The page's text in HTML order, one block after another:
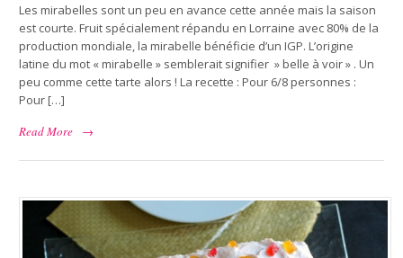
Les mirabelles sont un peu en avance cette année mais la saison
est courte. Fruit spécialement répandu en Lorraine avec 80% de la
production mondiale, la mirabelle bénéficie d’un IGP. L’origine
latine du mot « mirabelle » semblerait signifier » belle à voir » . Un
peu comme cette tarte alors ! La recette : Pour 6/8 personnes :
Pour […]
Read More
→